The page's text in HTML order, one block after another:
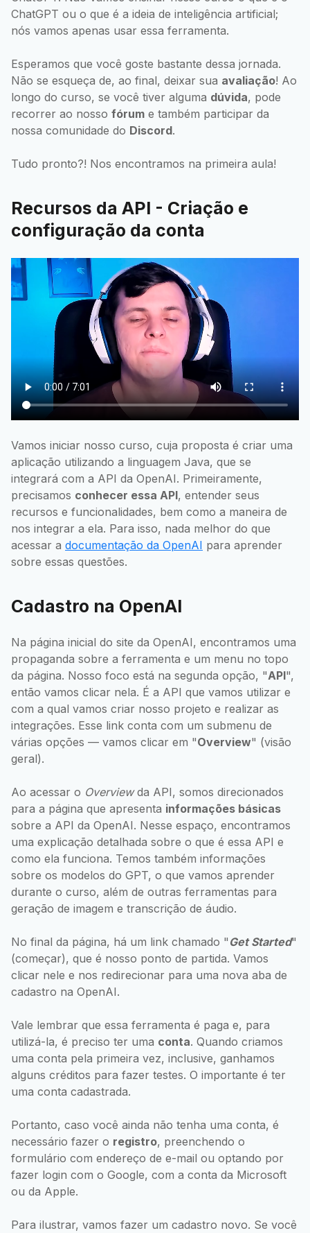
ChatGPT ou o que é a ideia de inteligência artificial;
nós vamos apenas usar essa ferramenta.
Esperamos que você goste bastante dessa jornada.
Não se esqueça de, ao final, deixar sua avaliação! Ao
longo do curso, se você tiver alguma dúvida, pode
recorrer ao nosso fórum e também participar da
nossa comunidade do Discord.
Tudo pronto?! Nos encontramos na primeira aula!
Recursos da API - Criação e
configuração da conta
Vamos iniciar nosso curso, cuja proposta é criar uma
aplicação utilizando a linguagem Java, que se
integrará com a API da OpenAI. Primeiramente,
precisamos conhecer essa API, entender seus
recursos e funcionalidades, bem como a maneira de
nos integrar a ela. Para isso, nada melhor do que
acessar a documentação da OpenAI para aprender
sobre essas questões.
Cadastro na OpenAI
Na página inicial do site da OpenAI, encontramos uma
propaganda sobre a ferramenta e um menu no topo
da página. Nosso foco está na segunda opção, "API",
então vamos clicar nela. É a API que vamos utilizar e
com a qual vamos criar nosso projeto e realizar as
integrações. Esse link conta com um submenu de
várias opções — vamos clicar em "Overview" (visão
geral).
Ao acessar o Overviewda API, somos direcionados
para a página que apresenta informações básicas
sobre a API da OpenAI. Nesse espaço, encontramos
uma explicação detalhada sobre o que é essa API e
como ela funciona. Temos também informações
sobre os modelos do GPT, o que vamos aprender
durante o curso, além de outras ferramentas para
geração de imagem e transcrição de áudio.
No final da página, há um link chamado " Get Started"
(começar), que é nosso ponto de partida. Vamos
clicar nele e nos redirecionar para uma nova aba de
cadastro na OpenAI.
Vale lembrar que essa ferramenta é paga e, para
utilizá-la, é preciso ter uma conta. Quando criamos
uma conta pela primeira vez, inclusive, ganhamos
alguns créditos para fazer testes. O importante é ter
uma conta cadastrada.
Portanto, caso você ainda não tenha uma conta, é
necessário fazer o registro, preenchendo o
formulário com endereço de e-mail ou optando por
fazer login com o Google, com a conta da Microsoft
ou da Apple.
Para ilustrar, vamos fazer um cadastro novo. Se você